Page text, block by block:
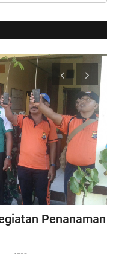
Penanaman